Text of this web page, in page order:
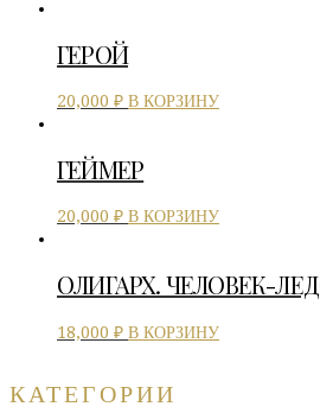
ГЕРОЙ
20,000 ₽ В КОРЗИНУ
ГЕЙМЕР
20,000 ₽ В КОРЗИНУ
ОЛИГАРХ. ЧЕЛОВЕК-
18,000 ₽ В КОРЗИНУ
КАТЕГОРИИ